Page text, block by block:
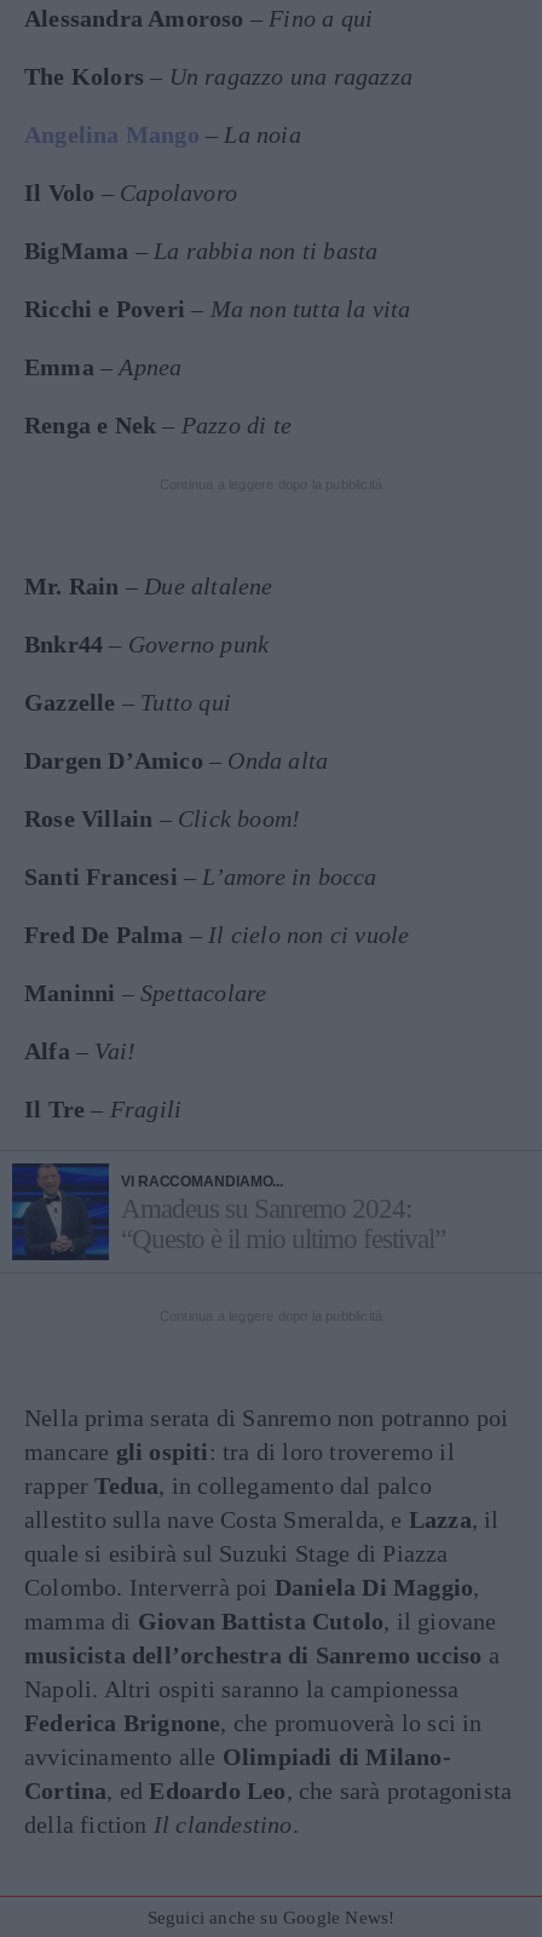
Alessandra Amoroso – Fino a qui
The Kolors – Un ragazzo una ragazza
Angelina Mango – La noia
Il Volo – Capolavoro
BigMama – La rabbia non ti basta
Ricchi e Poveri – Ma non tutta la vita
Emma –Apnea
Renga e Nek – Pazzo di te
Mr. Rain – Due altalene
Bnkr44 – Governo punk
Gazzelle – Tutto qui
Dargen D’Amico – Onda alta
Rose Villain – Click boom!
Santi Francesi – L’amore in bocca
Fred De Palma – Il cielo non ci vuole
Maninni –Spettacolare
Alfa – Vai!
Il Tre – Fragili
VI RACCOMANDIAMO...
Amadeus su Sanremo 2024:
“Questo è il mio ultimo festival”
Nella prima serata di Sanremo non potranno poi
mancare gli ospiti : tra di loro troveremo il
rapperTedua, in collegamento dal palco
allestito sulla nave Costa Smeralda, e Lazza, il
quale si esibirà sul Suzuki Stage di Piazza
Colombo. Interverrà poi Daniela Di Maggio,
mamma di Giovan Battista Cutolo, il giovane
musicista dell’orchestra di Sanremo ucciso a
Napoli. Altri ospiti saranno la campionessa
Federica Brignone, che promuoverà lo sci in
avvicinamento alle Olimpiadi di Milano-
Cortina, edEdoardo Leo, che sarà protagonista
della fiction Il clandestino.
Seguici anche su Google News!